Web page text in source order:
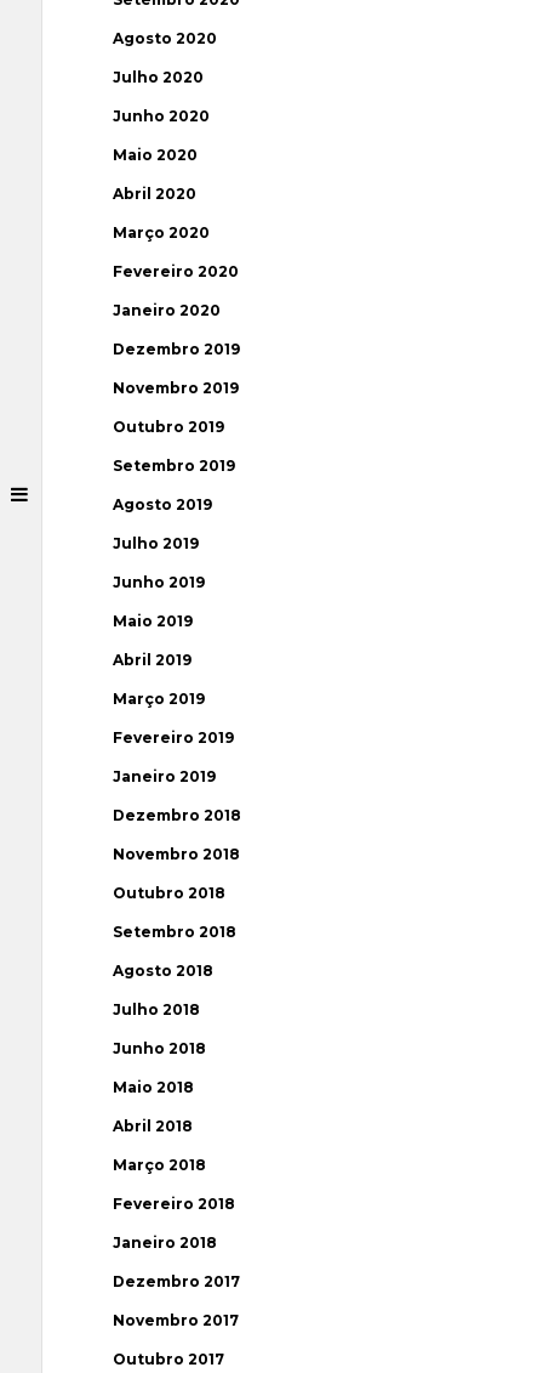
Agosto 2020
Julho 2020
Junho 2020
Maio 2020
Abril 2020
Março 2020
Fevereiro 2020
Janeiro 2020
Dezembro 2019
Novembro 2019
Outubro 2019
Setembro 2019
Agosto 2019
Julho 2019
Junho 2019
Maio 2019
Abril 2019
Março 2019
Fevereiro 2019
Janeiro 2019
Dezembro 2018
Novembro 2018
Outubro 2018
Setembro 2018
Agosto 2018
Julho 2018
Junho 2018
Maio 2018
Abril 2018
Março 2018
Fevereiro 2018
Janeiro 2018
Dezembro 2017
Novembro 2017
Outubro 2017